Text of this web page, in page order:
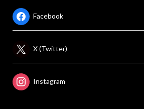
Facebook
X (Twitter)
Instagram